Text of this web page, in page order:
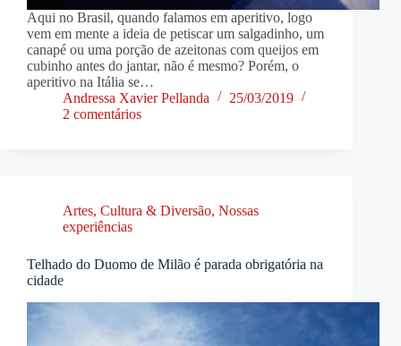
Aqui no Brasil, quando falamos em aperitivo, logo
vem em mente a ideia de petiscar um salgadinho, um
canapé ou uma porção de azeitonas com queijos em
cubinho antes do jantar, não é mesmo? Porém, o
aperitivo na Itália se…
Andressa Xavier Pellanda
25/03/2019
2 comentários
Artes, Cultura & Diversão, Nossas
experiências
Telhado do Duomo de Milão é parada obrigatória na
cidade